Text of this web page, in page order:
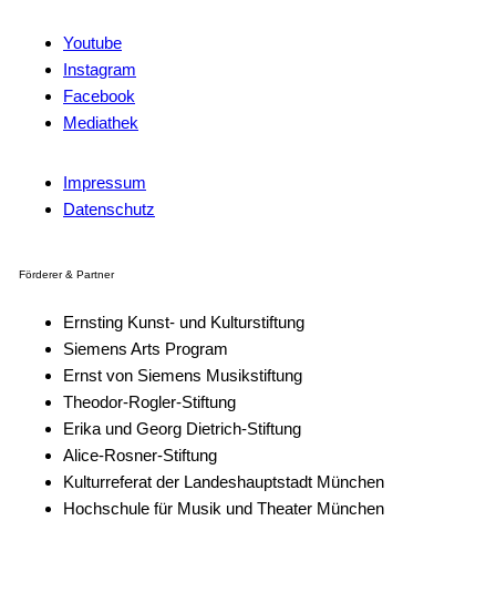
Youtube
Instagram
Facebook
Mediathek
Impressum
Datenschutz
Förderer & Partner
Ernsting Kunst- und Kulturstiftung
Siemens Arts Program
Ernst von Siemens Musikstiftung
Theodor-Rogler-Stiftung
Erika und Georg Dietrich-Stiftung
Alice-Rosner-Stiftung
Kulturreferat der Landeshauptstadt München
Hochschule für Musik und Theater München